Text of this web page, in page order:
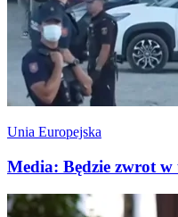
Unia Europejska
Media: Będzie zwrot